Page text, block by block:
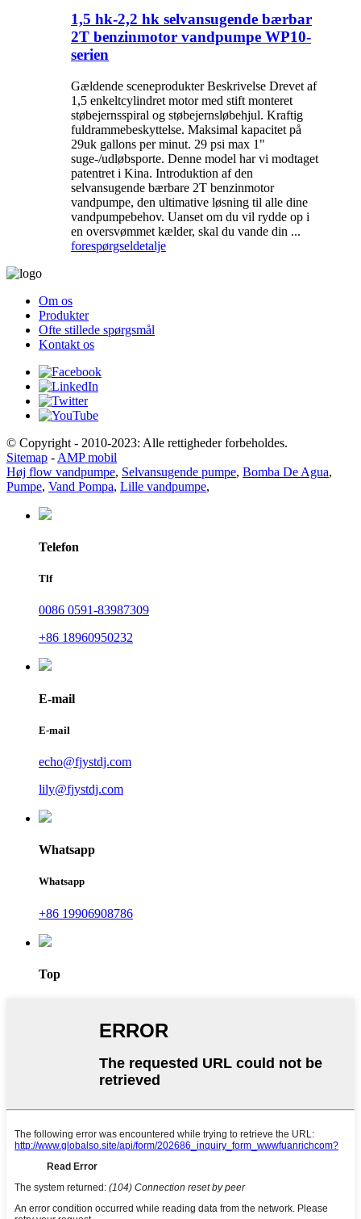
1,5 hk-2,2 hk selvansugende bærbar
2T benzinmotor vandpumpe WP10-
serien
Gældende sceneprodukter Beskrivelse Drevet af
1,5 enkeltcylindret motor med stift monteret
støbejernsspiral og støbejernsløbehjul. Kraftig
fuldrammebeskyttelse. Maksimal kapacitet på
29uk gallons per minut. 29 psi max 1"
suge-/udløbsporte. Denne model har vi modtaget
patentret i Kina. Introduktion af den
selvansugende bærbare 2T benzinmotor
vandpumpe, den ultimative løsning til alle dine
vandpumpebehov. Uanset om du vil rydde op i
en oversvømmet kælder, skal du vande din ...
forespørgseldetalje
Om os
Produkter
Ofte stillede spørgsmål
Kontakt os
© Copyright - 2010-2023: Alle rettigheder forbeholdes.
Sitemap - AMP mobil
Høj flow vandpumpe, Selvansugende pumpe, Bomba De Agua,
Pumpe, Vand Pompa, Lille vandpumpe,
Telefon
Tlf
0086 0591-83987309
+86 18960950232
E-mail
E-mail
echo@fjystdj.com
lily@fjystdj.com
Whatsapp
Whatsapp
+86 19906908786
Top